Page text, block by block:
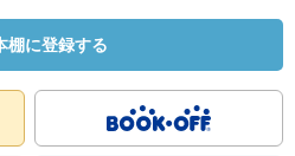
棚に登録する